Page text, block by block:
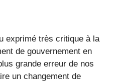
exprimé très critique à la
de gouvernement en
grande erreur de nos
un changement de